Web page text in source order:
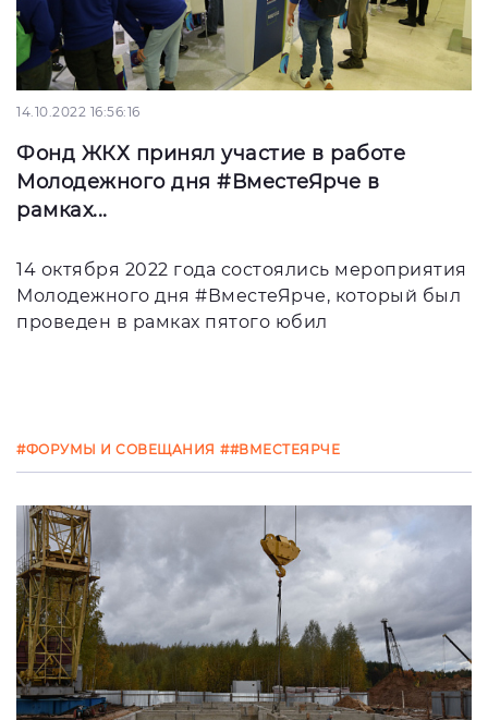
14.10.2022 16:56:16
Фонд ЖКХ принял участие в работе
Молодежного дня #ВместеЯрче в
рамках...
14 октября 2022 года состоялись мероприятия
Молодежного дня #ВместеЯрче, который был
проведен в рамках пятого юбил
#ФОРУМЫ И СОВЕЩАНИЯ ##ВМЕСТЕЯРЧЕ